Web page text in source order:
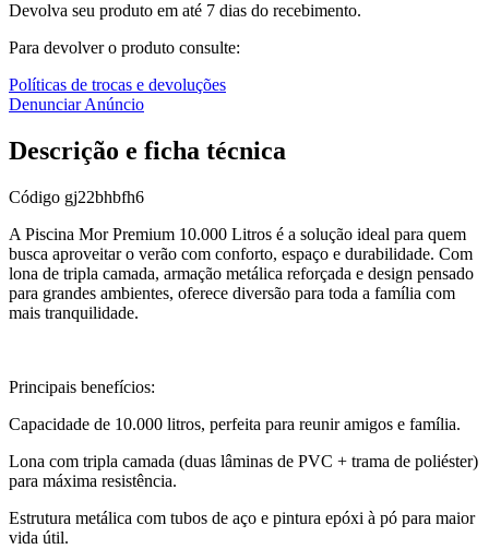
Devolva seu produto em até 7 dias do recebimento.
Para devolver o produto consulte:
Políticas de trocas e devoluções
Denunciar Anúncio
Descrição e ficha técnica
Código gj22bhbfh6
A Piscina Mor Premium 10.000 Litros é a solução ideal para quem
busca aproveitar o verão com conforto, espaço e durabilidade. Com
lona de tripla camada, armação metálica reforçada e design pensado
para grandes ambientes, oferece diversão para toda a família com
mais tranquilidade.
Principais benefícios:
Capacidade de 10.000 litros, perfeita para reunir amigos e família.
Lona com tripla camada (duas lâminas de PVC + trama de poliéster)
para máxima resistência.
Estrutura metálica com tubos de aço e pintura epóxi à pó para maior
vida útil.